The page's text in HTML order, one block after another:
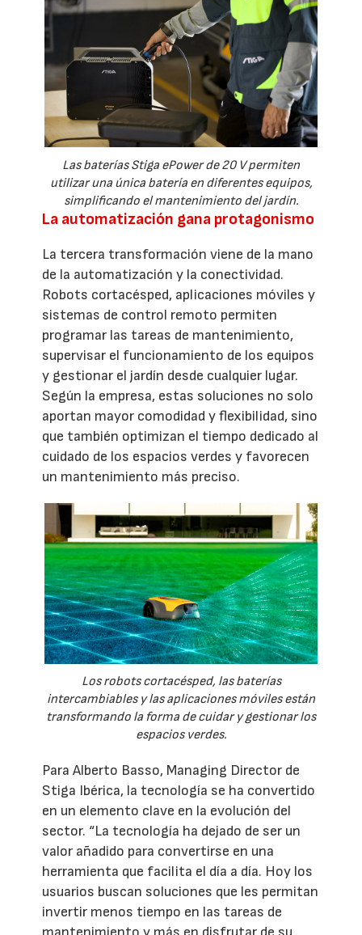
Las baterías Stiga ePower de 20 V permiten
utilizar una única batería en diferentes equipos,
simplificando el mantenimiento del jardín.
La automatización gana protagonismo
La tercera transformación viene de la mano
de la automatización y la conectividad.
Robots cortacésped, aplicaciones móviles y
sistemas de control remoto permiten
programar las tareas de mantenimiento,
supervisar el funcionamiento de los equipos
y gestionar el jardín desde cualquier lugar.
Según la empresa, estas soluciones no solo
aportan mayor comodidad y flexibilidad, sino
que también optimizan el tiempo dedicado al
cuidado de los espacios verdes y favorecen
un mantenimiento más preciso.
Los robots cortacésped, las baterías
intercambiables y las aplicaciones móviles están
transformando la forma de cuidar y gestionar los
espacios verdes.
Para Alberto Basso, Managing Director de
Stiga Ibérica, la tecnología se ha convertido
en un elemento clave en la evolución del
sector. “La tecnología ha dejado de ser un
valor añadido para convertirse en una
herramienta que facilita el día a día. Hoy los
usuarios buscan soluciones que les permitan
invertir menos tiempo en las tareas de